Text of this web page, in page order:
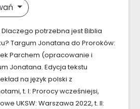
Dlaczego potrzebna jest Biblia
Targum Jonatana do Proroków:
Parchem (opracowanie i
Jonatana. Edycja tekstu
na język polski z
t. I: Prorocy wcześniejsi,
UKSW: Warszawa 2022, t. II: